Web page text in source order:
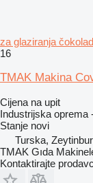
za glaziranja
16
TMAK Makina
Cijena na upit
Industrijska oprema
Stanje novi
Turska,
TMAK Gıda
Kontaktirajte